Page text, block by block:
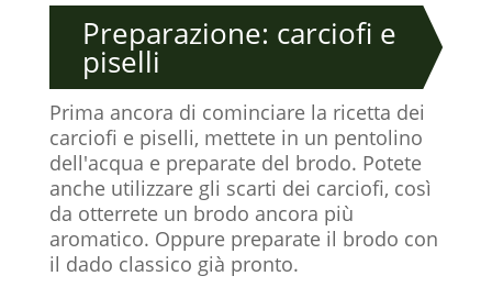
Preparazione: carciofi e
piselli
Prima ancora di cominciare la ricetta dei
carciofi e piselli, mettete in un pentolino
dell'acqua e preparate del brodo. Potete
anche utilizzare gli scarti dei carciofi, così
da otterrete un brodo ancora più
aromatico. Oppure preparate il brodo con
il dado classico già pronto.